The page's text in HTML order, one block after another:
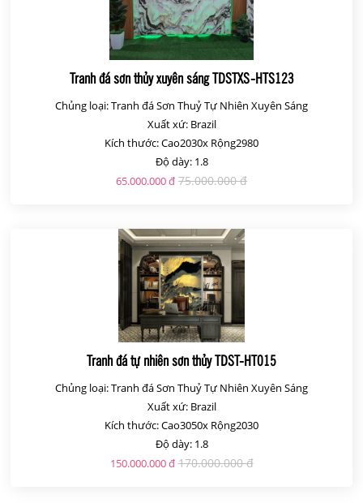
Tranh đá sơn thủy xuyên sáng TDSTXS-HTS123
Chủng loại: Tranh đá Sơn Thuỷ Tự Nhiên Xuyên Sáng
Xuất xứ: Brazil
Kích thước: Cao2030x Rộng2980
Độ dày: 1.8
65.000.000 đ 75.000.000 đ
Tranh đá tự nhiên sơn thủy TDST-HT015
Chủng loại: Tranh đá Sơn Thuỷ Tự Nhiên Xuyên Sáng
Xuất xứ: Brazil
Kích thước: Cao3050x Rộng2030
Độ dày: 1.8
150.000.000 đ 170.000.000 đ